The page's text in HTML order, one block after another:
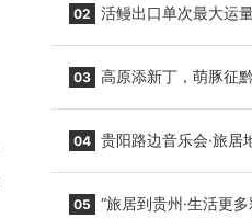
02 活鳗出口单次最大运
03 高原添新丁，萌豚征
04 贵阳路边音乐会·旅居
05 “旅居到贵州·生活更